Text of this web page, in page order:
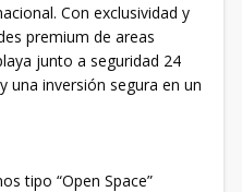
Con exclusividad y
premium de areas
junto a seguridad 24
una inversión segura en un
tipo “Open Space”